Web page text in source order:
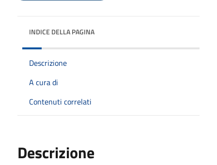
INDICE DELLA PAGINA
Descrizione
A cura di
Contenuti correlati
Descrizione